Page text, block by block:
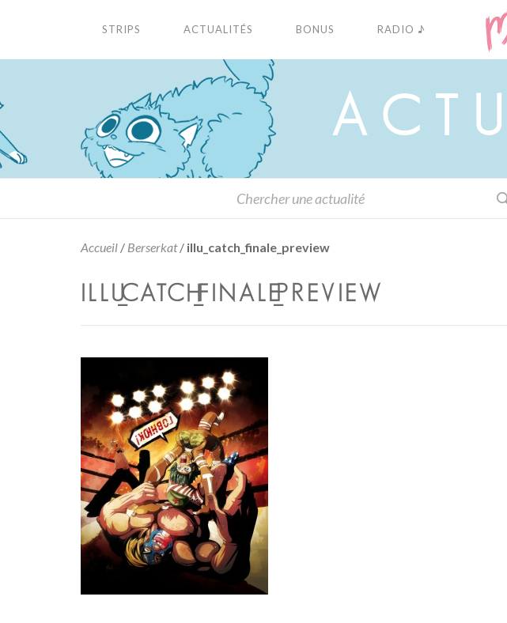
STRIPS ACTUALITÉS BONUS RADIO ♪
A C U
Accueil / Berserkat/ illu_catch_finale_preview
ILLU_CATCH_FINALE_PREVIEW